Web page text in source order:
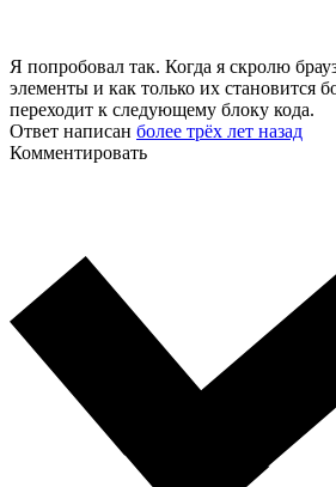
Я попробовал так. Когда я скролю
элементы и как только их становится
переходит к следующему блоку кода.
Ответ написан более трёх лет назад
Комментировать